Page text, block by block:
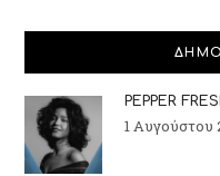
PEPPER
1 Αυγούστου